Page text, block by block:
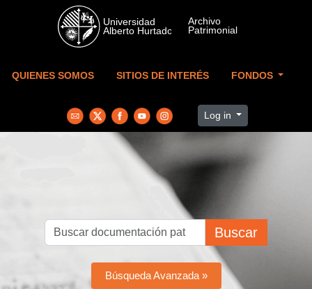
Skip to main content
QUIENES SOMOS SITIOS DE INTERÉS FONDOS
Log in
Buscar
Búsqueda Avanzada »